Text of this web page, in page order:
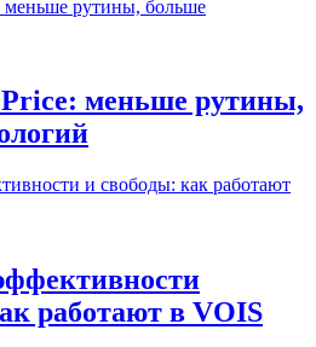
меньше рутины,
работают в VOIS